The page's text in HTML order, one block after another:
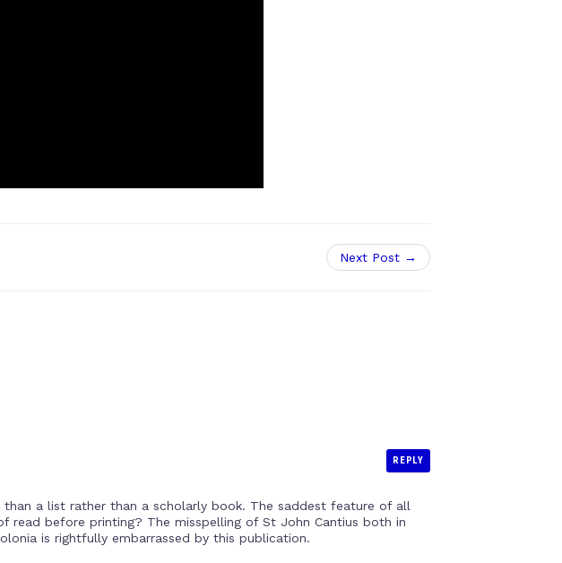
Next Post →
REPLY
a list rather than a scholarly book. The saddest feature of all
read before printing? The misspelling of St John Cantius both in
is rightfully embarrassed by this publication.